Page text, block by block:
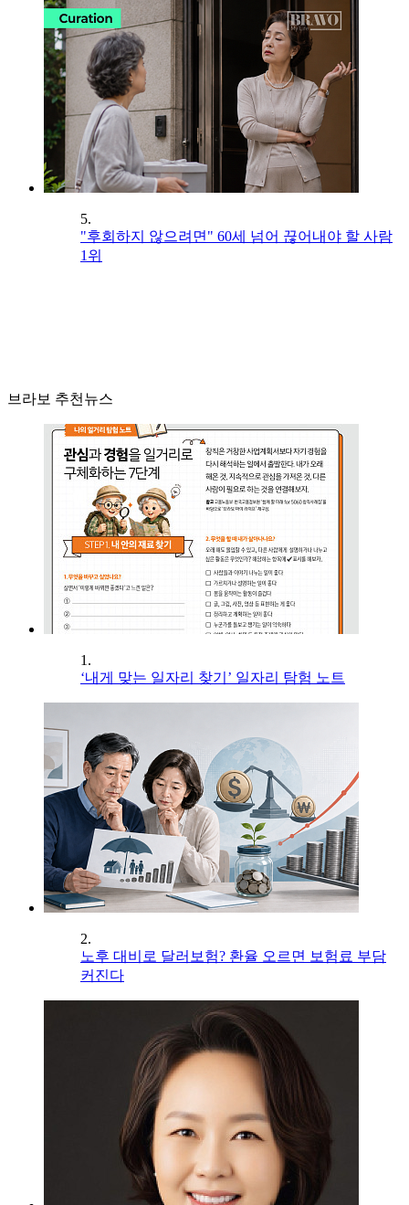
5.
"후회하지 않으려면" 60세 넘어 끊어내야 할 사람
1위
브라보 추천뉴스
1.
‘내게 맞는 일자리 찾기’ 일자리 탐험 노트
2.
노후 대비로 달러보험? 환율 오르면 보험료 부담
커진다